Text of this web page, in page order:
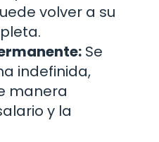
volver a su
Se
indefinida,
manera
y la